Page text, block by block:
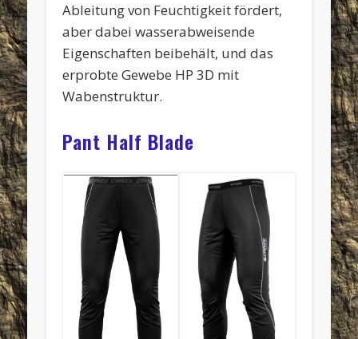
Ableitung von Feuchtigkeit fördert,
aber dabei wasserabweisende
Eigenschaften beibehält, und das
erprobte Gewebe HP 3D mit
Wabenstruktur.
Pant Half Blade